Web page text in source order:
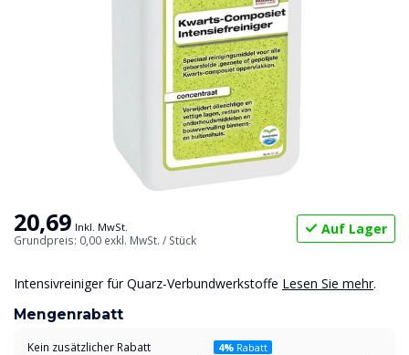
20,69 Inkl. MwSt.
Grundpreis: 0,00 exkl. MwSt. / Stück
Auf Lager
Intensivreiniger für Quarz-Verbundwerkstoffe Lesen Sie mehr.
Mengenrabatt
Kein zusätzlicher Rabatt 4% Rabatt